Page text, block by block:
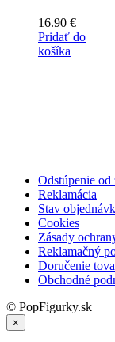
16.90 €
Pridať do
košíka
Odstúpenie
Reklamácia
Stav
Cookies
Zásady
Reklamačný
Doručenie
Obchodné
© PopFigurky.sk
×